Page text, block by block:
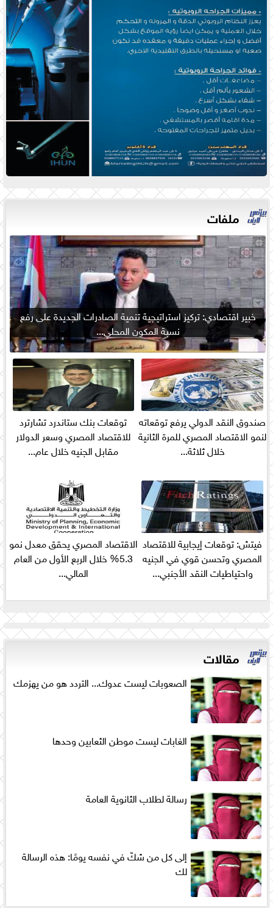
ملفات
خبير اقتصادي: تركيز استراتيجية تنمية الصادرات الجديدة على رفع
نسبة المكون المحلي...
صندوق النقد الدولي يرفع توقعاته
لنمو الاقتصاد المصري للمرة الثانية
خلال ثلاثة...
توقعات بنك ستاندرد تشارترد
للاقتصاد المصري وسعر الدولار
مقابل الجنيه خلال عام...
فيتش: توقعات إيجابية للاقتصاد
المصري وتحسن قوي في الجنيه
واحتياطيات النقد الأجنبي...
الاقتصاد المصري يحقق معدل نمو
5.3% خلال الربع الأول من العام
المالي...
مقالات
الصعوبات ليست عدوك... التردد هو من يهزمك
الغابات ليست موطن الثعابين وحدها
رسالة لطلاب الثانوية العامة
إلى كل من شكّ في نفسه يومًا: هذه الرسالة
لك